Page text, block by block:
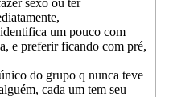
um pouco com
e preferir ficando com pré,
do grupo q nunca teve
cada um tem seu